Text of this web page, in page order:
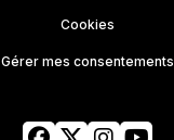
Cookies
Gérer mes consentements